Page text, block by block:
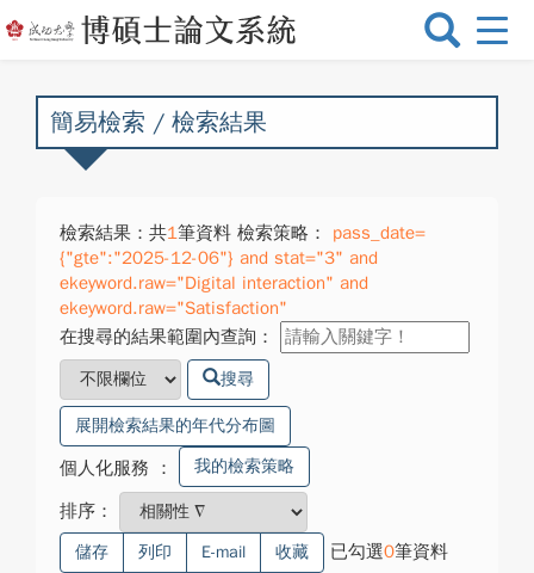
選
換
簡易檢索 / 檢索結果
檢索結果：共1筆資料 檢索策略：
pass_date=
{"gte":"2025-12-06"} and stat="3" and
ekeyword.raw="Digital interaction" and
ekeyword.raw="Satisfaction"
在搜尋的結果範圍內查詢：
搜尋
展開檢索結果的年代分布圖
個人化服務 ： 我的檢索策略
排序：
儲存 列印 E-mail 收藏 已勾選0筆資料